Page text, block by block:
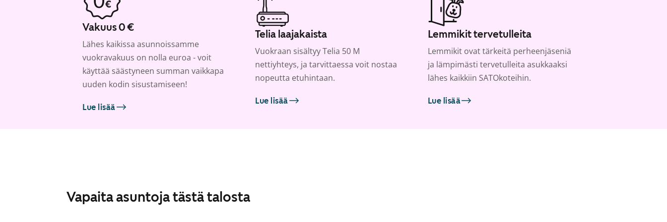
Vakuus 0 €
Lähes kaikissa asunnoissamme
vuokravakuus on nolla euroa - voit
käyttää säästyneen summan vaikkapa
uuden kodin sisustamiseen!
Lue lisää
Telia laajakaista
Vuokraan sisältyy Telia 50 M
nettiyhteys, ja tarvittaessa voit nostaa
nopeutta etuhintaan.
Lue lisää
Lemmikit tervetulleita
Lemmikit ovat tärkeitä perheenjäseniä
ja lämpimästi tervetulleita asukkaaksi
lähes kaikkiin SATOkoteihin.
Lue lisää
Vapaita asuntoja tästä talosta